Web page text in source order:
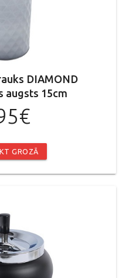
DIAMOND
augsts 15cm
GROZĀ